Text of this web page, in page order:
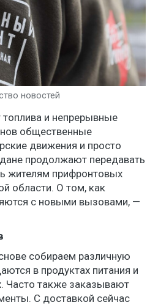
новостей
и непрерывные
общественные
движения и просто
продолжают передавать
жителям прифронтовых
области. О том, как
с новыми вызовами, —
собираем различную
в продуктах питания и
Часто также заказывают
С доставкой сейчас